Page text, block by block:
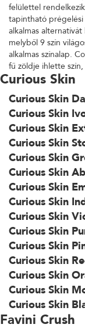
felülettel
tapintható prégelési
alkalmas
melyből 9 szín
alkalmas színalap.
fű zöldje ihlette
Curious Skin
Curious Skin
Curious Skin
Curious Skin
Curious Skin
Curious Skin
Curious Skin
Curious Skin
Curious Skin
Curious Skin
Curious Skin
Curious Skin
Curious Skin
Curious Skin
Curious Skin
Curious Skin
Favini Crush